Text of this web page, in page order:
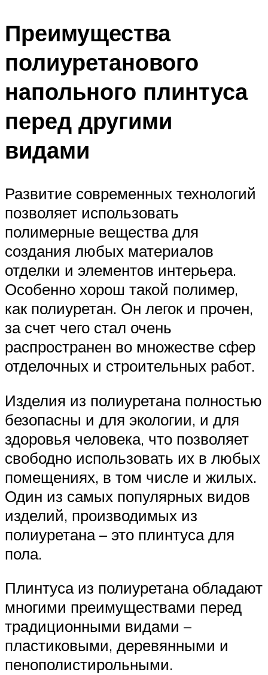
Преимущества
полиуретанового
напольного плинтуса
перед другими
видами
Развитие современных технологий
позволяет использовать
полимерные вещества для
создания любых материалов
отделки и элементов интерьера.
Особенно хорош такой полимер,
как полиуретан. Он легок и прочен,
за счет чего стал очень
распространен во множестве сфер
отделочных и строительных работ.
Изделия из полиуретана полностью
безопасны и для экологии, и для
здоровья человека, что позволяет
свободно использовать их в любых
помещениях, в том числе и жилых.
Один из самых популярных видов
изделий, производимых из
полиуретана – это плинтуса для
пола.
Плинтуса из полиуретана обладают
многими преимуществами перед
традиционными видами –
пластиковыми, деревянными и
пенополистирольными.